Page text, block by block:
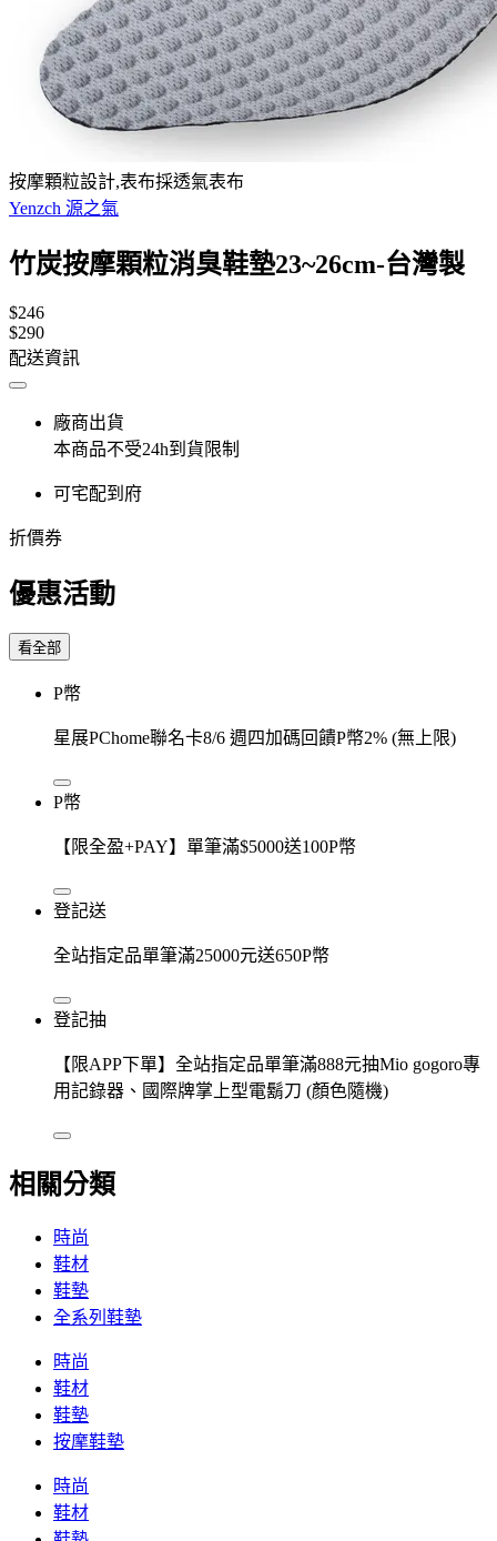
按摩顆粒設計,表布採透氣表布
Yenzch 源之氣
竹炭按摩顆粒消臭鞋墊23~26cm-台灣製
$246
$290
配送資訊
廠商出貨
本商品不受24h到貨限制
可宅配到府
折價券
優惠活動
看全部
P幣
星展PChome聯名卡8/6 週四加碼回饋P幣2% (無上限)
P幣
【限全盈+PAY】單筆滿$5000送100P幣
登記送
全站指定品單筆滿25000元送650P幣
登記抽
【限APP下單】全站指定品單筆滿888元抽Mio gogoro專
用記錄器、國際牌掌上型電鬍刀 (顏色隨機)
相關分類
時尚
鞋材
鞋墊
全系列鞋墊
時尚
鞋材
鞋墊
按摩鞋墊
時尚
鞋材